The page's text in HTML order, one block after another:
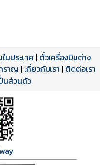
PDF
ดหน้าเต็ม
เต็ม
นประเทศ| ตั๋วเครื่องบินต่าง
ราญ | เกี่ยวกับเรา | ติดต่อเรา
นส่วนตัว